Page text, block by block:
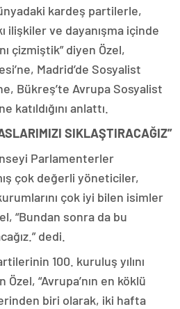
kardeş partilerle,
ilişkiler ve dayanışma içinde
çizmiştik” diyen Özel,
Madrid’de Sosyalist
Bükreş’te Avrupa Sosyalist
anlattı.
SIKLAŞTIRACAĞIZ”
Parlamenterler
çok değerli yöneticiler,
çok iyi bilen isimler
“Bundan sonra da bu
dedi.
100. kuruluş yılını
Özel, “Avrupa’nın en köklü
biri olarak, iki hafta